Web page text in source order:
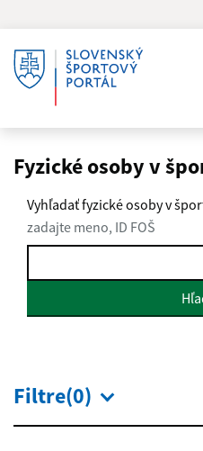
Fyzické osoby v
Vyhľadať fyzické osoby v
zadajte meno, ID FOŠ
Filtre(0)